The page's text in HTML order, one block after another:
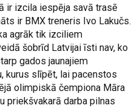
ir izcila iespēja savā trasē
ir BMX treneris Ivo Lakučs.
agrāk tik izciliem
šobrīd Latvijai īsti nav, ko
gados jaunajiem
kurus slīpēt, lai pacenstos
olimpiskā čempiona Māra
priekšvakarā darba pilnas